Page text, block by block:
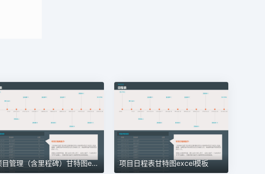
项目管理（含里程碑）甘特图excel模板 项目日程表甘特图excel模板